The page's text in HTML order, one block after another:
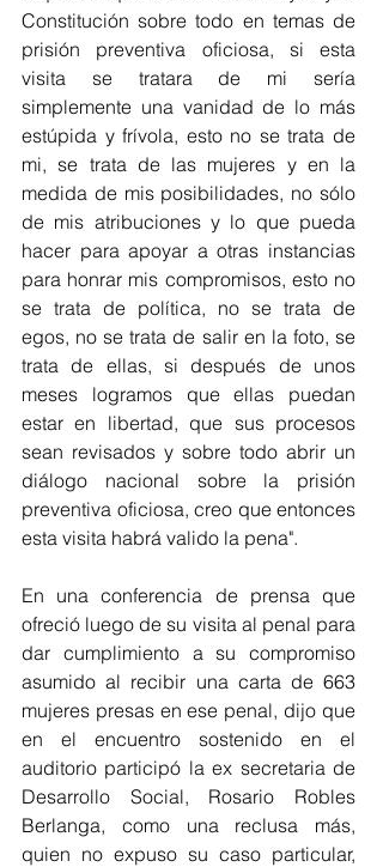
Constitución sobre todo en temas de
prisión preventiva oficiosa, si esta
visita se tratara de mi sería
simplemente una vanidad de lo más
estúpida y frívola, esto no se trata de
mi, se trata de las mujeres y en la
medida de mis posibilidades, no sólo
de mis atribuciones y lo que pueda
hacer para apoyar a otras instancias
para honrar mis compromisos, esto no
se trata de política, no se trata de
egos, no se trata de salir en la foto, se
trata de ellas, si después de unos
meses logramos que ellas puedan
estar en libertad, que sus procesos
sean revisados y sobre todo abrir un
diálogo nacional sobre la prisión
preventiva oficiosa, creo que entonces
esta visita habrá valido la pena".
En una conferencia de prensa que
ofreció luego de su visita al penal para
dar cumplimiento a su compromiso
asumido al recibir una carta de 663
mujeres presas en ese penal, dijo que
en el encuentro sostenido en el
auditorio participó la ex secretaria de
Desarrollo Social, Rosario Robles
Berlanga, como una reclusa más,
quien no expuso su caso particular,